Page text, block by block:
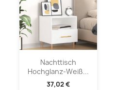
Nachttisch
Hochglanz-Weiß...
37,02 €